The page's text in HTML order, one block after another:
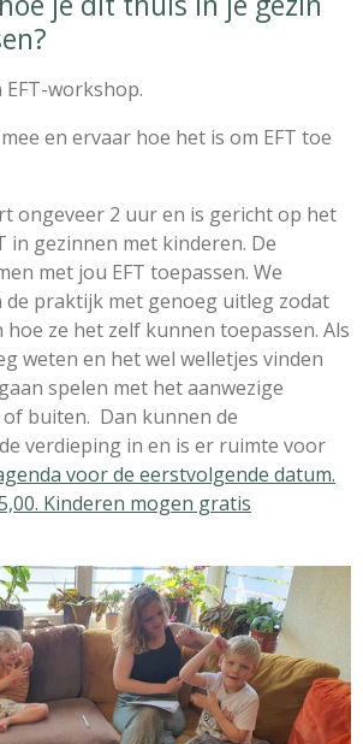
workshop.
en ervaar hoe het is om EFT toe
ongeveer 2 uur en is gericht op het
in gezinnen met kinderen. De
met jou EFT toepassen. We
de praktijk met genoeg uitleg zodat
ze het zelf kunnen toepassen. Als
weten en het wel welletjes vinden
spelen met het aanwezige
buiten. Dan kunnen de
verdieping in en is er ruimte voor
voor de eerstvolgende datum.
Kinderen mogen gratis